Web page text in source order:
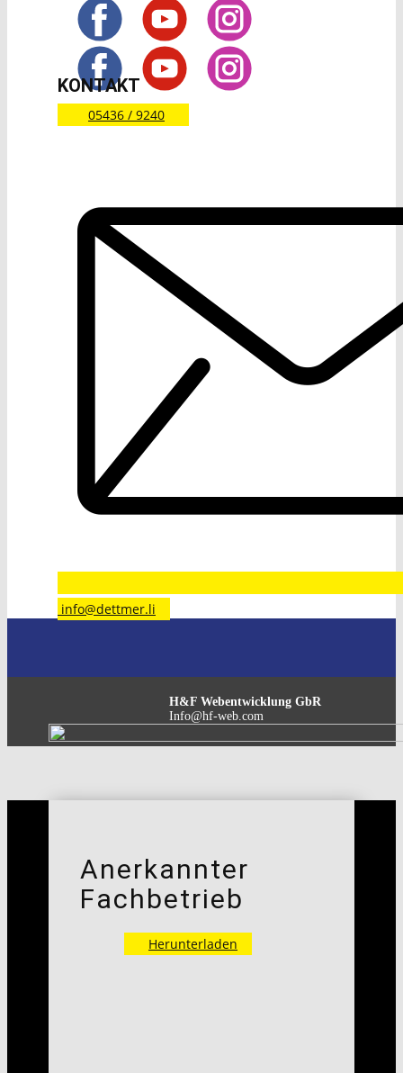
KONTAKT
05436 / 9240
​info@dettmer.li
H&F Webentwicklung GbR
Info@hf-web.com
Anerkannter
Fachbetrieb
Herunterladen